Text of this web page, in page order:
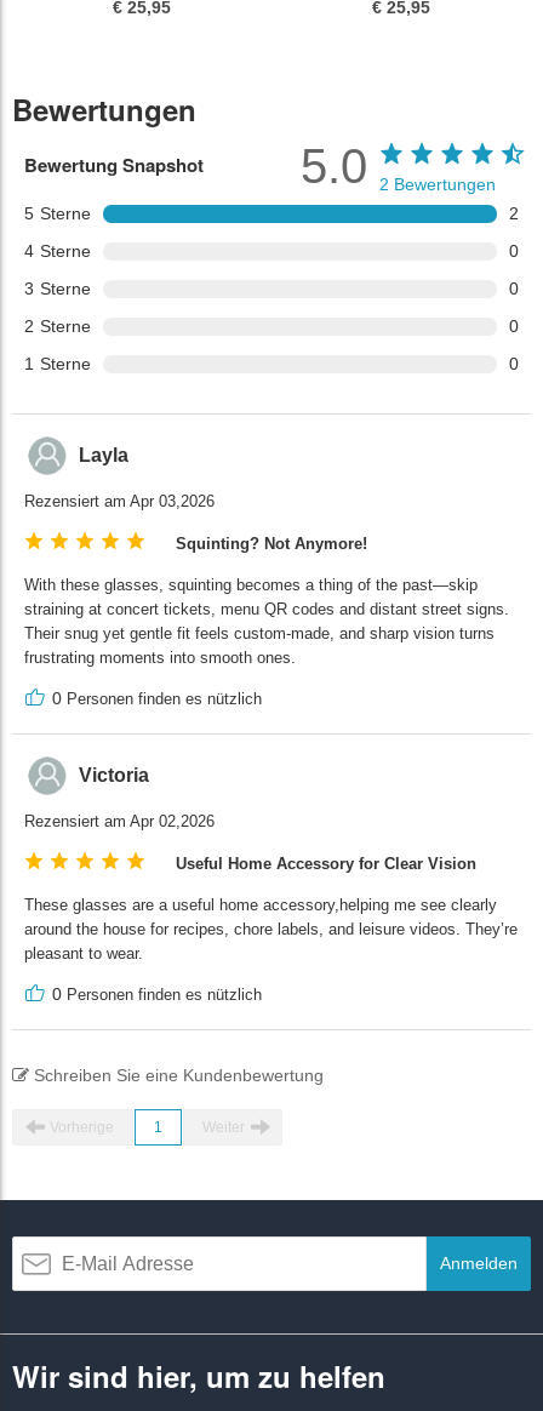
€ 25,95 € 25,95
Bewertungen
Bewertung Snapshot
5 Sterne
2
4 Sterne
0
3 Sterne
0
2 Sterne
0
1 Sterne 0
5.0 2 Bewertungen
Layla
Rezensiert am Apr 03,2026
Squinting? Not Anymore!
With these glasses, squinting becomes a thing of the past—skip
straining at concert tickets, menu QR codes and distant street signs.
Their snug yet gentle fit feels custom-made, and sharp vision turns
frustrating moments into smooth ones.
0 Personen finden es nützlich
Victoria
Rezensiert am Apr 02,2026
Useful Home Accessory for Clear Vision
These glasses are a useful home accessory,helping me see clearly
around the house for recipes, chore labels, and leisure videos. They’re
pleasant to wear.
0 Personen finden es nützlich
Schreiben Sie eine Kundenbewertung
Vorherige 1 Weiter
Anmelden
Wir sind hier, um zu helfen